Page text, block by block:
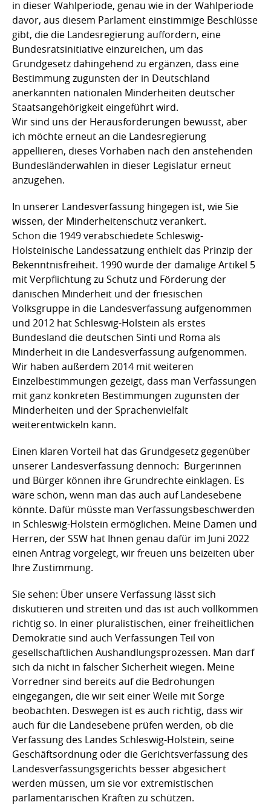
in dieser Wahlperiode, genau wie in der Wahlperiode
davor, aus diesem Parlament einstimmige Beschlüsse
gibt, die die Landesregierung auffordern, eine
Bundesratsinitiative einzureichen, um das
Grundgesetz dahingehend zu ergänzen, dass eine
Bestimmung zugunsten der in Deutschland
anerkannten nationalen Minderheiten deutscher
Staatsangehörigkeit eingeführt wird.
Wir sind uns der Herausforderungen bewusst, aber
ich möchte erneut an die Landesregierung
appellieren, dieses Vorhaben nach den anstehenden
Bundesländerwahlen in dieser Legislatur erneut
anzugehen.
In unserer Landesverfassung hingegen ist, wie Sie
wissen, der Minderheitenschutz verankert.
Schon die 1949 verabschiedete Schleswig-
Holsteinische Landessatzung enthielt das Prinzip der
Bekenntnisfreiheit. 1990 wurde der damalige Artikel 5
mit Verpflichtung zu Schutz und Förderung der
dänischen Minderheit und der friesischen
Volksgruppe in die Landesverfassung aufgenommen
und 2012 hat Schleswig-Holstein als erstes
Bundesland die deutschen Sinti und Roma als
Minderheit in die Landesverfassung aufgenommen.
Wir haben außerdem 2014 mit weiteren
Einzelbestimmungen gezeigt, dass man Verfassungen
mit ganz konkreten Bestimmungen zugunsten der
Minderheiten und der Sprachenvielfalt
weiterentwickeln kann.
Einen klaren Vorteil hat das Grundgesetz gegenüber
unserer Landesverfassung dennoch: Bürgerinnen
und Bürger können ihre Grundrechte einklagen. Es
wäre schön, wenn man das auch auf Landesebene
könnte. Dafür müsste man Verfassungsbeschwerden
in Schleswig-Holstein ermöglichen. Meine Damen und
Herren, der SSW hat Ihnen genau dafür im Juni 2022
einen Antrag vorgelegt, wir freuen uns beizeiten über
Ihre Zustimmung.
Sie sehen: Über unsere Verfassung lässt sich
diskutieren und streiten und das ist auch vollkommen
richtig so. In einer pluralistischen, einer freiheitlichen
Demokratie sind auch Verfassungen Teil von
gesellschaftlichen Aushandlungsprozessen. Man darf
sich da nicht in falscher Sicherheit wiegen. Meine
Vorredner sind bereits auf die Bedrohungen
eingegangen, die wir seit einer Weile mit Sorge
beobachten. Deswegen ist es auch richtig, dass wir
auch für die Landesebene prüfen werden, ob die
Verfassung des Landes Schleswig-Holstein, seine
Geschäftsordnung oder die Gerichtsverfassung des
Landesverfassungsgerichts besser abgesichert
werden müssen, um sie vor extremistischen
parlamentarischen Kräften zu schützen.